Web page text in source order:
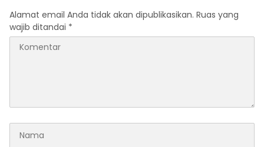
Alamat email Anda tidak akan dipublikasikan. Ruas yang
wajib ditandai *